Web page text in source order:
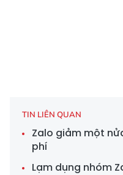
TIN LIÊN QUAN
Zalo giảm một
phí
Lạm dụng nhóm